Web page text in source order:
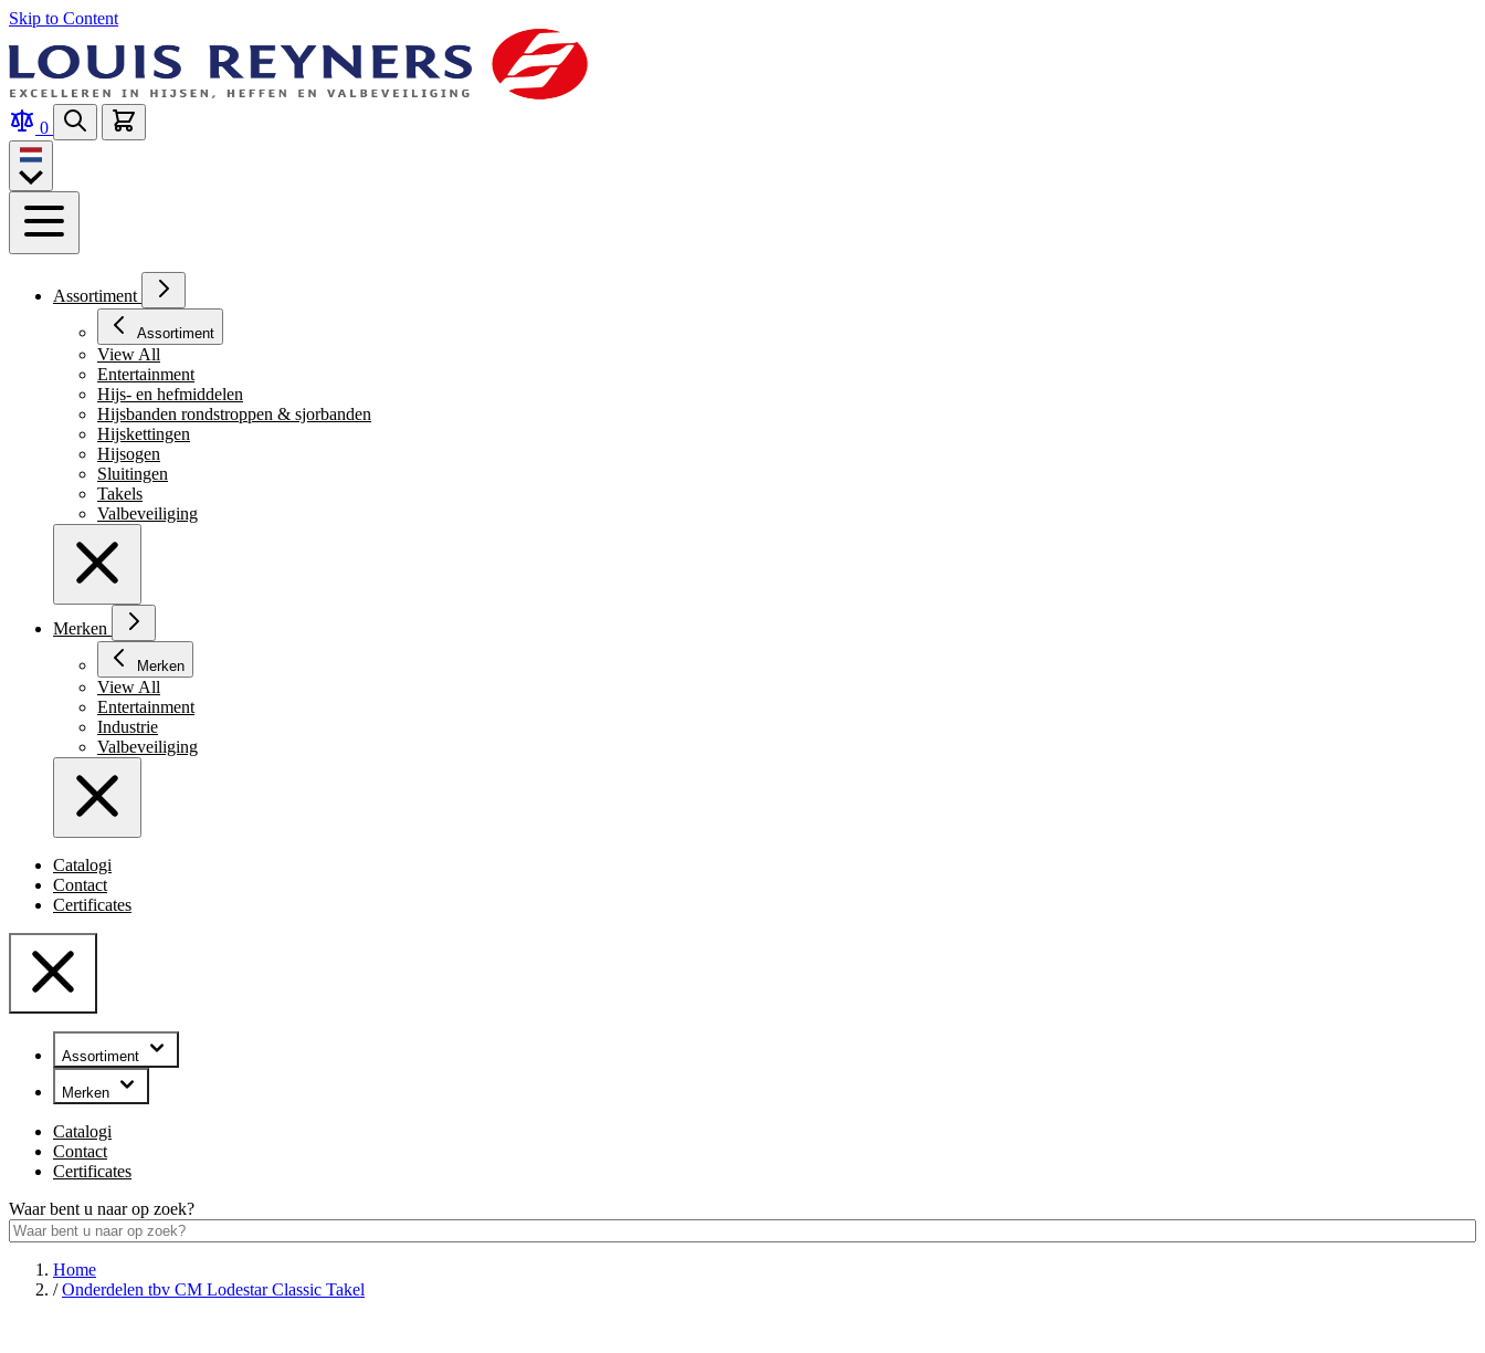
Skip to Content
0
Assortiment
Assortiment
View All
Entertainment
Hijs- en hefmiddelen
Hijsbanden rondstroppen & sjorbanden
Hijskettingen
Hijsogen
Sluitingen
Takels
Valbeveiliging
Merken
Merken
View All
Entertainment
Industrie
Valbeveiliging
Catalogi
Contact
Certificates
Assortiment
Merken
Catalogi
Contact
Certificates
Waar bent u naar op zoek?
Home
/ Onderdelen tbv CM Lodestar Classic Takel